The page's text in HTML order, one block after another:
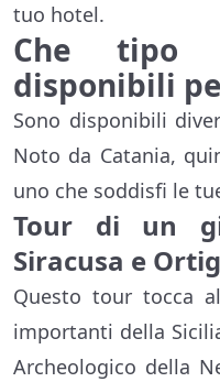
tuo hotel.
Che tipo
disponibili
Sono disponibili
Noto da Catania,
uno che soddisfi le
Tour di un
Siracusa e
Questo tour tocca
importanti della
Archeologico della